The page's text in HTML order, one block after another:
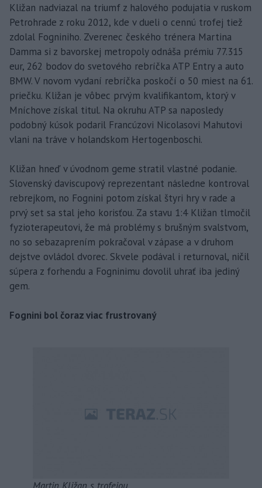
Kližan nadviazal na triumf z halového podujatia v ruskom
Petrohrade z roku 2012, kde v dueli o cennú trofej tiež
zdolal Fogniniho. Zverenec českého trénera Martina
Damma si z bavorskej metropoly odnáša prémiu 77.315
eur, 262 bodov do svetového rebríčka ATP Entry a auto
BMW. V novom vydaní rebríčka poskočí o 50 miest na 61.
priečku. Kližan je vôbec prvým kvalifikantom, ktorý v
Mníchove získal titul. Na okruhu ATP sa naposledy
podobný kúsok podaril Francúzovi Nicolasovi Mahutovi
vlani na tráve v holandskom Hertogenboschi.
Kližan hneď v úvodnom geme stratil vlastné podanie.
Slovenský daviscupový reprezentant následne kontroval
rebrejkom, no Fognini potom získal štyri hry v rade a
prvý set sa stal jeho korisťou. Za stavu 1:4 Kližan tlmočil
fyzioterapeutovi, že má problémy s brušným svalstvom,
no so sebazaprením pokračoval v zápase a v druhom
dejstve ovládol dvorec. Skvele podával i returnoval, ničil
súpera z forhendu a Fogninimu dovolil uhrať iba jediný
gem.
Fognini bol čoraz viac frustrovaný